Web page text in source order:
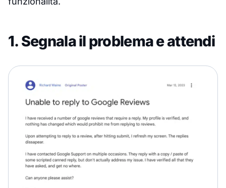
1. Segnala il problema e attendi